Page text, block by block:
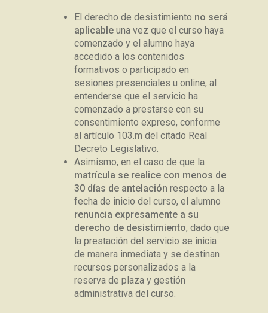
El derecho de desistimiento no será
aplicable una vez que el curso haya
comenzado y el alumno haya
accedido a los contenidos
formativos o participado en
sesiones presenciales u online, al
entenderse que el servicio ha
comenzado a prestarse con su
consentimiento expreso, conforme
al artículo 103.m del citado Real
Decreto Legislativo.
Asimismo, en el caso de que la
matrícula se realice con menos de
30 días de antelación respecto a la
fecha de inicio del curso, el alumno
renuncia expresamente a su
derecho de desistimiento, dado que
la prestación del servicio se inicia
de manera inmediata y se destinan
recursos personalizados a la
reserva de plaza y gestión
administrativa del curso.